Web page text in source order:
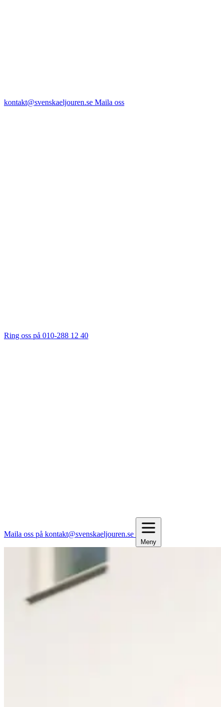
kontakt@svenskaeljouren.se Maila oss
Ring oss på 010-288 12 40
Maila oss på kontakt@svenskaeljouren.se
Meny